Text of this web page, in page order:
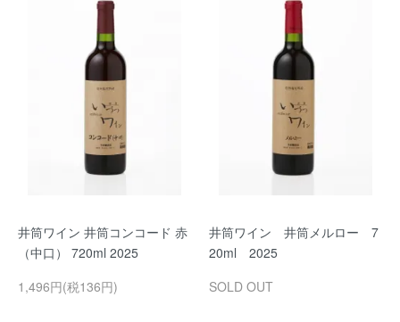
井筒ワイン 井筒コンコード 赤
（中口） 720ml 2025
1,496円(税136円)
井筒ワイン 井筒メルロー 7
20ml 2025
SOLD OUT